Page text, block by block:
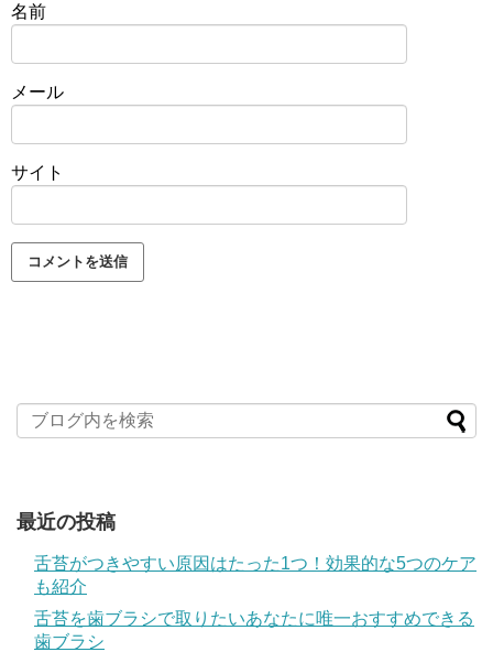
名前
メール
サイト
最近の投稿
舌苔がつきやすい原因はたった1つ！効果的な5つのケア
も紹介
舌苔を歯ブラシで取りたいあなたに唯一おすすめできる
歯ブラシ